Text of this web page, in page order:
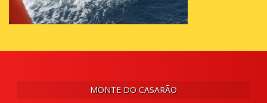
MONTE DO CASARÃO